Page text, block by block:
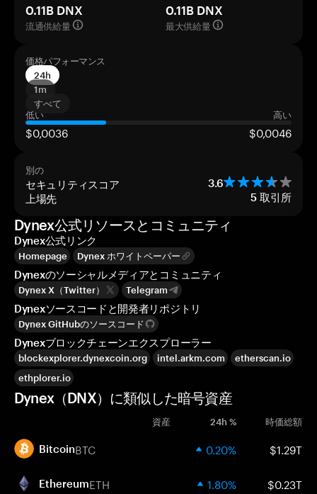
0.11B DNX
流通供給量
0.11B DNX
最大供給量
価格パフォーマンス
24h
1m
すべて
低い
高い
$0,0036 $0,0046
別の
セキュリティスコア 3.6
上場先 5 取引所
Dynex公式リソースとコミュニティ
Dynex公式リンク
Homepage Dynex ホワイトペーパー
Dynexのソーシャルメディアとコミュニティ
Dynex X（Twitter） Telegram
Dynexソースコードと開発者リポジトリ
Dynex GitHubのソースコード
Dynexブロックチェーンエクスプローラー
blockexplorer.dynexcoin.org intel.arkm.com
etherscan.io
ethplorer.io
Dynex（DNX）に類似した暗号資産
資産 24h % 時価総額
BitcoinBTC 0.20% $1.29T
EthereumETH 1.80% $0.23T